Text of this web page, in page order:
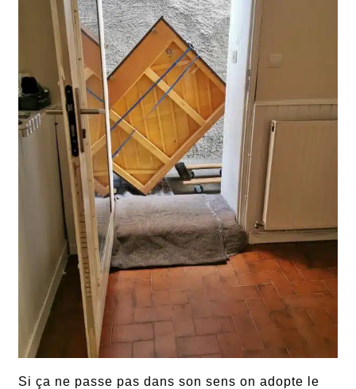
Si ça ne passe pas dans son sens on adopte le